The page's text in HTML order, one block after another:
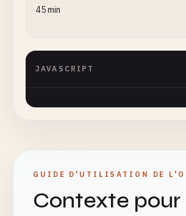
45 min
JAVASCRIPT
GUIDE D'UTILISATION DE
Contexte